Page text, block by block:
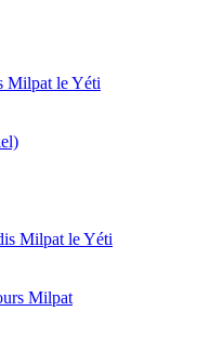
Milpat le Yéti
Milpat le Yéti
Milpat